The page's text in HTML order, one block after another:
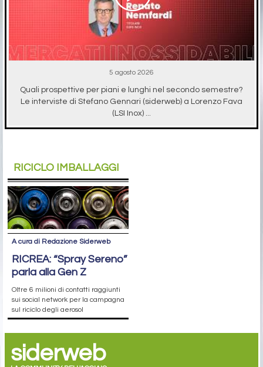
5 agosto 2026
Quali prospettive per piani e lunghi nel secondo semestre?
Le interviste di Stefano Gennari (siderweb) a Lorenzo Fava
(LSI Inox) ...
RICICLO IMBALLAGGI
A cura di Redazione Siderweb
RICREA: “Spray Sereno”
parla alla Gen Z
Oltre 6 milioni di contatti raggiunti
sui social network per la campagna
sul riciclo degli aerosol
siderweb